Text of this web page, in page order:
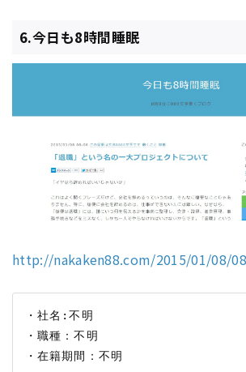
6.今日も8時間睡眠
http://nakaken88.com/2015/01/08/
・社名:不明
・職種：不明